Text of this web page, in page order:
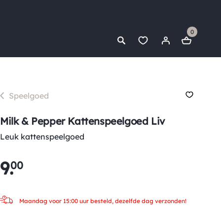
0
Speelgoed
Milk & Pepper Kattenspeelgoed Liv
Leuk kattenspeelgoed
9.00
Maandag voor 15:00 uur besteld, dezelfde dag verzonden!